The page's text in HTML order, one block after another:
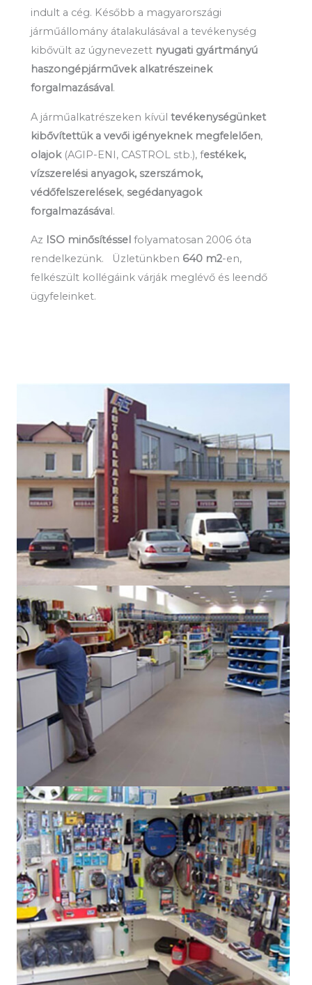
indult a cég. Később a magyarországi
járműállomány átalakulásával a tevékenység
kibővült az úgynevezett nyugati gyártmányú
haszongépjárművek alkatrészeinek
forgalmazásával.
A járműalkatrészeken kívül tevékenységünket
kibővítettük a vevői igényeknek megfelelően,
olajok(AGIP-ENI, CASTROL stb.), festékek,
vízszerelési anyagok, szerszámok,
védőfelszerelések, segédanyagok
forgalmazásával.
Az ISO minősítéssel folyamatosan 2006 óta
rendelkezünk. Üzletünkben 640 m2-en,
felkészült kollégáink várják meglévő és leendő
ügyfeleinket.